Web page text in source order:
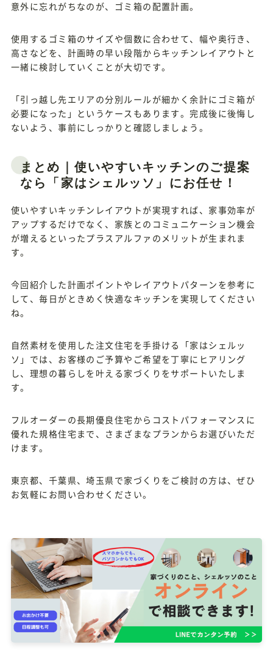
意外に忘れがちなのが、ゴミ箱の配置計画。
使用するゴミ箱のサイズや個数に合わせて、幅や奥行き、
高さなどを、計画時の早い段階からキッチンレイアウトと
一緒に検討していくことが大切です。
「引っ越し先エリアの分別ルールが細かく余計にゴミ箱が
必要になった」というケースもあります。完成後に後悔し
ないよう、事前にしっかりと確認しましょう。
まとめ｜使いやすいキッチンのご提案
なら「家はシェルッソ」にお任せ！
使いやすいキッチンレイアウトが実現すれば、家事効率が
アップするだけでなく、家族とのコミュニケーション機会
が増えるといったプラスアルファのメリットが生まれま
す。
今回紹介した計画ポイントやレイアウトパターンを参考に
して、毎日がときめく快適なキッチンを実現してください
ね。
自然素材を使用した注文住宅を手掛ける「家はシェルッ
ソ」では、お客様のご予算やご希望を丁寧にヒアリング
し、理想の暮らしを叶える家づくりをサポートいたしま
す。
フルオーダーの長期優良住宅からコストパフォーマンスに
優れた規格住宅まで、さまざまなプランからお選びいただ
けます。
東京都、千葉県、埼玉県で家づくりをご検討の方は、ぜひ
お気軽にお問い合わせください。